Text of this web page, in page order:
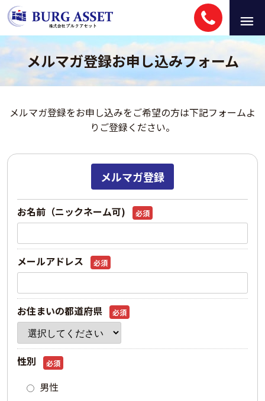
メルマガ登録お申し込みフォーム
メルマガ登録をお申し込みをご希望の方は下記フォームよ
りご登録ください。
メルマガ登録
お名前（ニックネーム可) 必須
メールアドレス 必須
お住まいの都道府県 必須
性別 必須
男性